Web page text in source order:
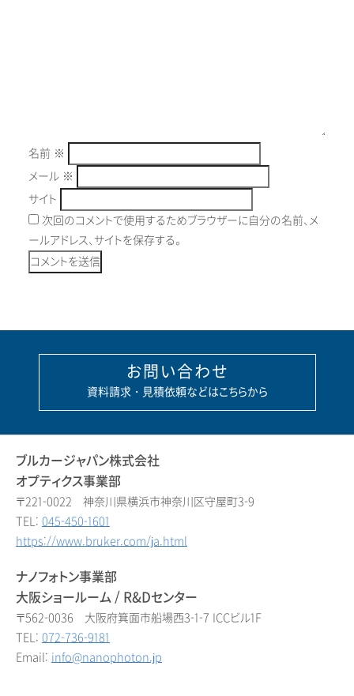
名前 ※
メール ※
サイト
次回のコメントで使用するためブラウザーに自分の名前、メ
ールアドレス、サイトを保存する。
お問い合わせ
資料請求・見積依頼などはこちらから
ブルカージャパン株式会社
オプティクス事業部
〒221-0022 神奈川県横浜市神奈川区守屋町3-9
TEL: 045-450-1601
https://www.bruker.com/ja.html
ナノフォトン事業部
大阪ショールーム / R&Dセンター
〒562-0036 大阪府箕面市船場西3-1-7 ICCビル1F
TEL: 072-736-9181
Email: info@nanophoton.jp